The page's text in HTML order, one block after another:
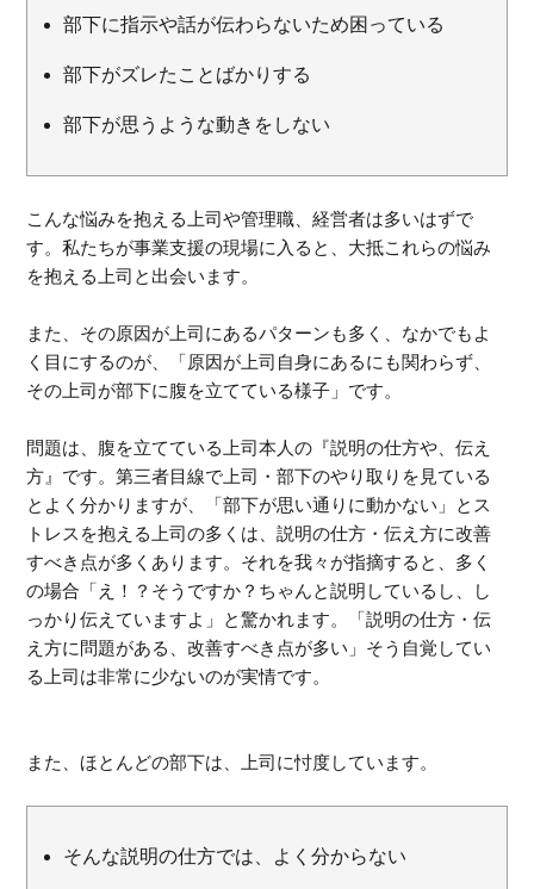
部下に指示や話が伝わらないため困っている
部下がズレたことばかりする
部下が思うような動きをしない
こんな悩みを抱える上司や管理職、経営者は多いはずで
す。私たちが事業支援の現場に入ると、大抵これらの悩み
を抱える上司と出会います。
また、その原因が上司にあるパターンも多く、なかでもよ
く目にするのが、「原因が上司自身にあるにも関わらず、
その上司が部下に腹を立てている様子」です。
問題は、腹を立てている上司本人の『説明の仕方や、伝え
方』です。第三者目線で上司・部下のやり取りを見ている
とよく分かりますが、「部下が思い通りに動かない」とス
トレスを抱える上司の多くは、説明の仕方・伝え方に改善
すべき点が多くあります。それを我々が指摘すると、多く
の場合「え！？そうですか？ちゃんと説明しているし、し
っかり伝えていますよ」と驚かれます。「説明の仕方・伝
え方に問題がある、改善すべき点が多い」そう自覚してい
る上司は非常に少ないのが実情です。
また、ほとんどの部下は、上司に忖度しています。
そんな説明の仕方では、よく分からない